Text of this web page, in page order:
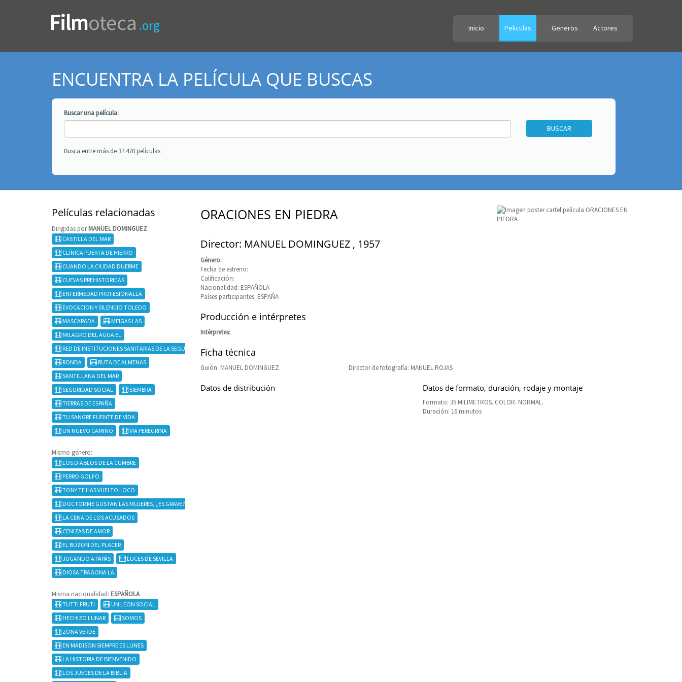
Filmoteca .org Inicio Peliculas Generos Actores
ENCUENTRA LA PELÍCULA QUE BUSCAS
Buscar unapelícula:
Busca entre más de 37.470 películas
Películas relacionadas
Dirigidas porMANUEL DOMINGUEZ
CASTILLA DEL MAR
CLÍNICA PUERTA DE HIERRO
CUANDO LA CIUDAD DUERME
CUEVAS PREHISTORICAS
ENFERMEDAD PROFESIONALLA
EVOCACION Y SILENCIO TOLEDO
MASCARADA
MEIGAS LAS
MILAGRO DEL AGUA EL
RED DE INSTITUCIONES SANITARIAS DE LA SEGURIDAD SOCIAL
RONDA
RUTA DE ALMENAS
SANTILLANA DEL MAR
SEGURIDAD SOCIAL
SIEMBRA
TIERRAS DE ESPAÑA
TU SANGRE FUENTE DE VIDA
UN NUEVO CAMINO
VIA PEREGRINA
Mismo género:
LOS DIABLOS DE LA CUMBRE
PERRO GOLFO
TONY TE HAS VUELTO LOCO
DOCTOR ME GUSTAN LAS MUJERES, ¿ES GRAVE?
LA CENA DE LOS ACUSADOS
CENIZAS DE AMOR
EL BUZON DEL PLACER
JUGANDO A PAPÁS
LUCES DE SEVILLA
DIOSA TRAGONA LA
Misma nacionalidad: ESPAÑOLA
TUTTI FRUTI
UN LEON SOCIAL
HECHIZO LUNAR
SOMOS
ZONA VERDE
EN MADISON SIEMPRE ES LUNES
LA HISTORIA DE BIENVENIDO
LOS JUECES DE LA BIBLIA
ORACIONES EN PIEDRA
Director: MANUEL DOMINGUEZ , 1957
Género:
Fecha de estreno:
Calificación:
Nacionalidad: ESPAÑOLA
Países participantes: ESPAÑA
Producción e intérpretes
Intérpretes:
Ficha técnica
Guión: MANUEL DOMINGUEZ Director de fotografía: MANUEL ROJAS
Datos de distribución Datos de formato, duración, rodaje y montaje
Formato: 35 MILIMETROS. COLOR. NORMAL.
Duración: 16 minutos